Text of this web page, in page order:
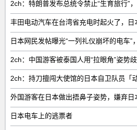
丰田电动汽车在台湾省充电时起火了，
日本网民发帖曝光“一列礼仪崩坏的电车”
2ch：中国游客被泰国人用“拉眼角”姿势
外国游客在日本做出捂鼻子姿势，嫌弃日
日本电车上的逃票者